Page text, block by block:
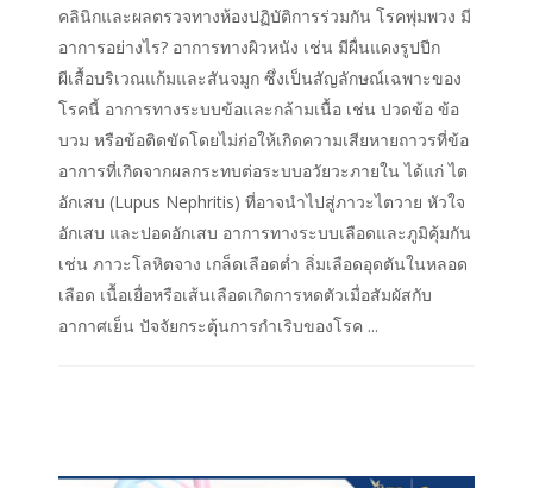
คลินิกและผลตรวจทางห้องปฏิบัติการร่วมกัน โรคพุ่มพวง มี
อาการอย่างไร? อาการทางผิวหนัง เช่น มีผื่นแดงรูปปีก
ผีเสื้อบริเวณแก้มและสันจมูก ซึ่งเป็นสัญลักษณ์เฉพาะของ
โรคนี้ อาการทางระบบข้อและกล้ามเนื้อ เช่น ปวดข้อ ข้อ
บวม หรือข้อติดขัดโดยไม่ก่อให้เกิดความเสียหายถาวรที่ข้อ
อาการที่เกิดจากผลกระทบต่อระบบอวัยวะภายใน ได้แก่ ไต
อักเสบ (Lupus Nephritis) ที่อาจนำไปสู่ภาวะไตวาย หัวใจ
อักเสบ และปอดอักเสบ อาการทางระบบเลือดและภูมิคุ้มกัน
เช่น ภาวะโลหิตจาง เกล็ดเลือดต่ำ ลิ่มเลือดอุดตันในหลอด
เลือด เนื้อเยื่อหรือเส้นเลือดเกิดการหดตัวเมื่อสัมผัสกับ
อากาศเย็น ปัจจัยกระตุ้นการกำเริบของโรค ...